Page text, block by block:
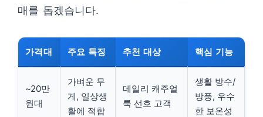
매를 돕겠습니다.
가격대 주요 특징 추천 대상 핵심 기능
~20만
원대
가벼운 무
게, 일상생
활에 적합
데일리 캐주얼
룩 선호 고객
생활 방수/
방풍, 우수
한 보온성